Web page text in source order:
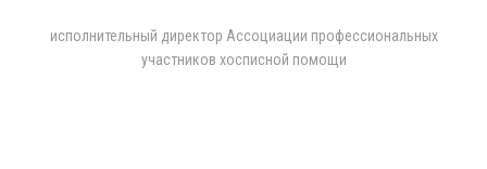
исполнительный директор Ассоциации профессиональных
участников хосписной помощи